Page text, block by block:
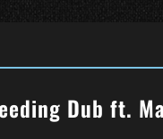
Dub ft.